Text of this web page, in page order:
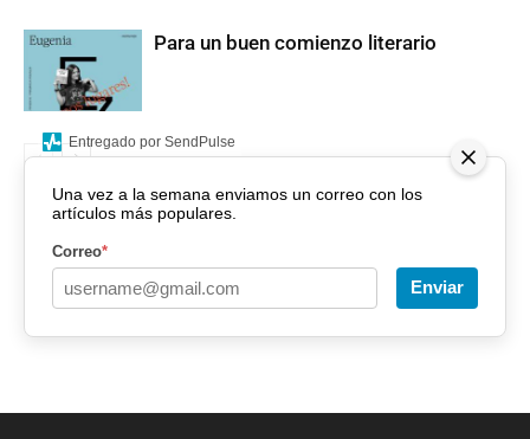
Para un buen comienzo literario
Una vez a la semana enviamos un correo con los
artículos más populares.
Correo*
Enviar
Entregado por SendPulse